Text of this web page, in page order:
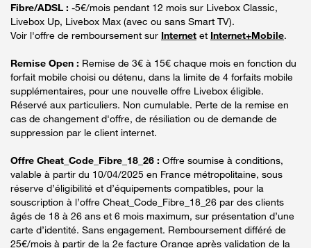
Fibre/ADSL : -5€/mois pendant 12 mois sur Livebox Classic,
Livebox Up, Livebox Max (avec ou sans Smart TV).
Voir l'offre de remboursement sur Internet et Internet+Mobile.
Remise Open : Remise de 3€ à 15€ chaque mois en fonction du
forfait mobile choisi ou détenu, dans la limite de 4 forfaits mobile
supplémentaires, pour une nouvelle offre Livebox éligible.
Réservé aux particuliers. Non cumulable. Perte de la remise en
cas de changement d'offre, de résiliation ou de demande de
suppression par le client internet.
Offre Cheat_Code_Fibre_18_26 : Offre soumise à conditions,
valable à partir du 10/04/2025 en France métropolitaine, sous
réserve d’éligibilité et d’équipements compatibles, pour la
souscription à l’offre Cheat_Code_Fibre_18_26 par des clients
âgés de 18 à 26 ans et 6 mois maximum, sur présentation d’une
carte d’identité. Sans engagement. Remboursement différé de
25€/mois à partir de la 2e facture Orange après validation de la